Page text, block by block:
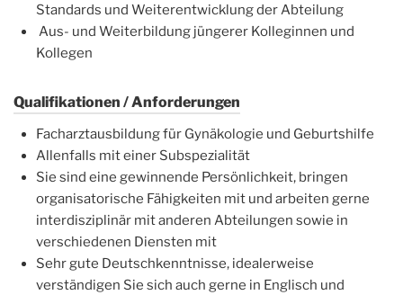
Standards und Weiterentwicklung der Abteilung
Aus- und Weiterbildung jüngerer Kolleginnen und
Kollegen
Qualifikationen / Anforderungen
Facharztausbildung für Gynäkologie und Geburtshilfe
Allenfalls mit einer Subspezialität
Sie sind eine gewinnende Persönlichkeit, bringen
organisatorische Fähigkeiten mit und arbeiten gerne
interdisziplinär mit anderen Abteilungen sowie in
verschiedenen Diensten mit
Sehr gute Deutschkenntnisse, idealerweise
verständigen Sie sich auch gerne in Englisch und